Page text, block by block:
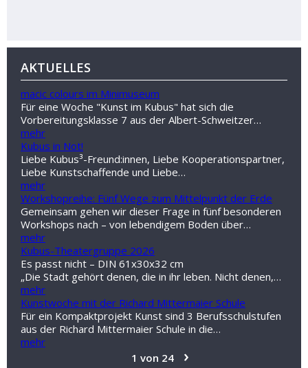
AKTUELLES
macic colours im Minimuseum
Für eine Woche "Kunst im Kubus" hat sich die
Vorbereitungsklasse 7 aus der Albert-Schweitzer…
mehr
Kubus in Not!
Liebe Kubus³-Freund:innen, Liebe Kooperationspartner,
Liebe Kunstschaffende und Liebe…
mehr
Workshopreihe: Fünf Wege zum Mittelpunkt der Erde
Gemeinsam gehen wir dieser Frage in fünf besonderen
Workshops nach – von lebendigem Boden über…
mehr
Kubus-Theatergruppe 2026
Es passt nicht – DIN 61x30x32 cm
„Die Stadt gehört denen, die in ihr leben. Nicht denen,…
mehr
Kunstwoche mit der Richard Mittermaier Schule
Für ein Kompaktprojekt Kunst sind 3 Berufsschulstufen
aus der Richard Mittermaier Schule in die…
mehr
1 von 24
›